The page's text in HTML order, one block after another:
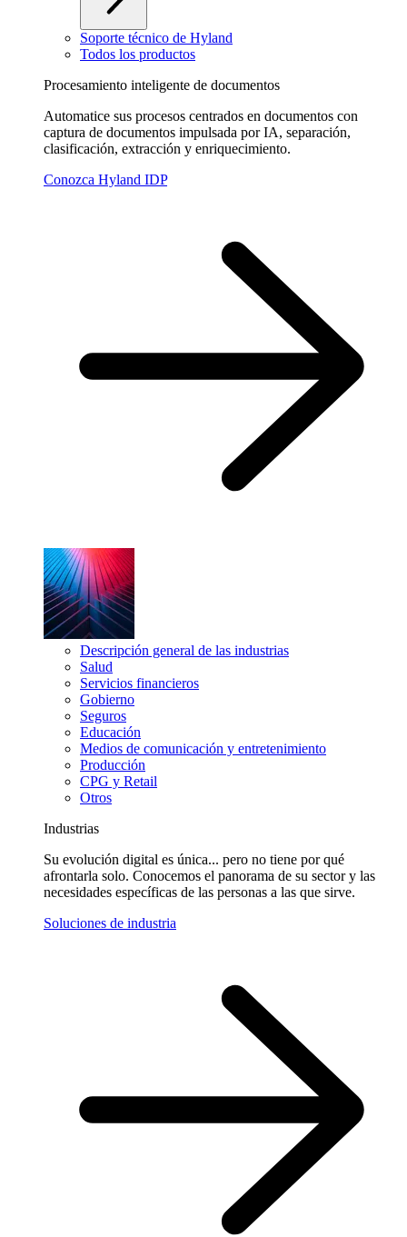
Soporte técnico de Hyland
Todos los productos
Procesamiento inteligente de documentos
Automatice sus procesos centrados en documentos con
captura de documentos impulsada por IA, separación,
clasificación, extracción y enriquecimiento.
Conozca Hyland IDP
Descripción general de las industrias
Salud
Servicios financieros
Gobierno
Seguros
Educación
Medios de comunicación y entretenimiento
Producción
CPG y Retail
Otros
Industrias
Su evolución digital es única... pero no tiene por qué
afrontarla solo. Conocemos el panorama de su sector y las
necesidades específicas de las personas a las que sirve.
Soluciones de industria